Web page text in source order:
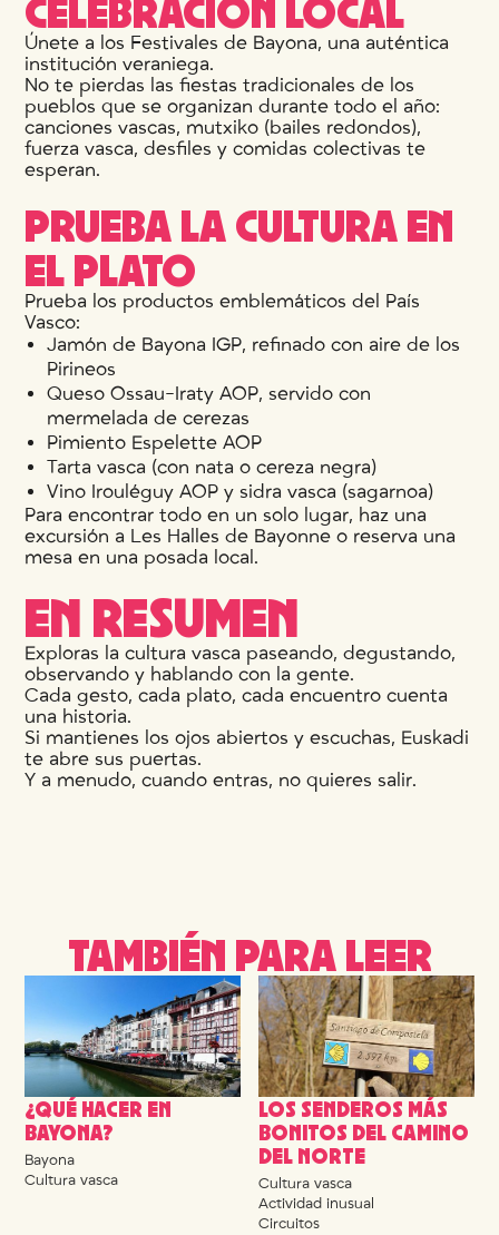
Únete a los Festivales de Bayona, una auténtica
institución veraniega.
No te pierdas las fiestas tradicionales de los
pueblos que se organizan durante todo el año:
canciones vascas, mutxiko (bailes redondos),
fuerza vasca, desfiles y comidas colectivas te
esperan.
PRUEBA LA CULTURA EN
EL PLATO
Prueba los productos emblemáticos del País
Vasco:
Jamón de Bayona IGP, refinado con aire de los
Pirineos
Queso Ossau-Iraty AOP, servido con
mermelada de cerezas
Pimiento Espelette AOP
Tarta vasca (con nata o cereza negra)
Vino Irouléguy AOP y sidra vasca (sagarnoa)
Para encontrar todo en un solo lugar, haz una
excursión a Les Halles de Bayonne o reserva una
mesa en una posada local.
EN RESUMEN
Exploras la cultura vasca paseando, degustando,
observando y hablando con la gente.
Cada gesto, cada plato, cada encuentro cuenta
una historia.
Si mantienes los ojos abiertos y escuchas, Euskadi
te abre sus puertas.
Y a menudo, cuando entras, no quieres salir.
TAMBIÉN PARA LEER
¿QUÉ HACER EN
BAYONA?
Bayona
Cultura vasca
LOS SENDEROS MÁS
BONITOS DEL CAMINO
DEL NORTE
Cultura vasca
Actividad inusual
Circuitos